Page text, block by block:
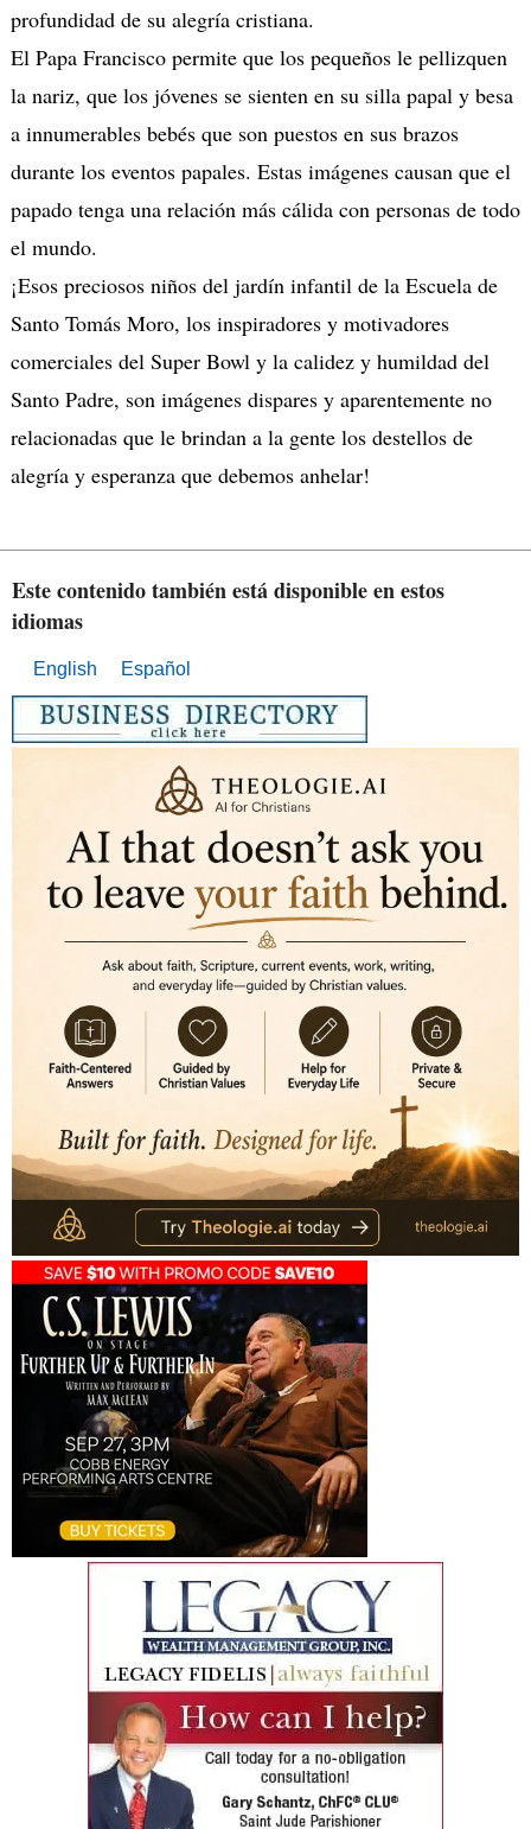
profundidad de su alegría cristiana.
El Papa Francisco permite que los pequeños le pellizquen
la nariz, que los jóvenes se sienten en su silla papal y besa
a innumerables bebés que son puestos en sus brazos
durante los eventos papales. Estas imágenes causan que el
papado tenga una relación más cálida con personas de todo
el mundo.
¡Esos preciosos niños del jardín infantil de la Escuela de
Santo Tomás Moro, los inspiradores y motivadores
comerciales del Super Bowl y la calidez y humildad del
Santo Padre, son imágenes dispares y aparentemente no
relacionadas que le brindan a la gente los destellos de
alegría y esperanza que debemos anhelar!
Este contenido también está disponible en estos
idiomas
English Español